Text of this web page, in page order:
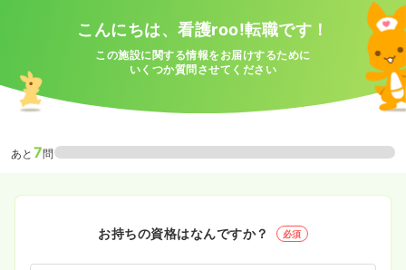
こんにちは、看護roo!転職です！
この施設に関する情報をお届けするために
いくつか質問させてください
あと 7問
お持ちの資格はなんですか？ 必須